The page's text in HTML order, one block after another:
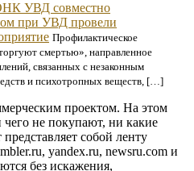
УВД совместно
при УВД провели
Профилактическое
смертью», направленное
связанных с незаконным
и психотропных веществ, […]
проектом. На этом
не покупают, ни какие
собой ленту
yandex.ru, newsru.com и
без искажения,